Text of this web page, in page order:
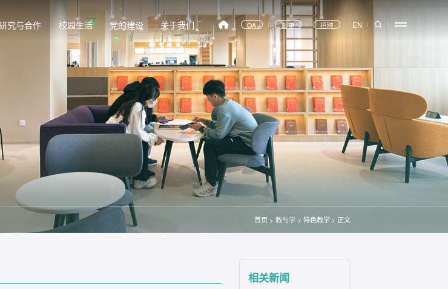
OA 邮箱 招聘 EN
究与合作 校园生活 党的建设 关于我们
首页 > 教与学 > 特色教学 > 正文
相关新闻